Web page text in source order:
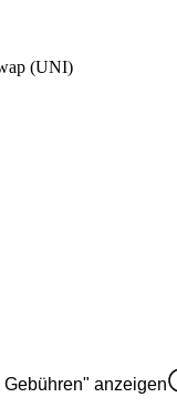
(UNI)
anzeigen